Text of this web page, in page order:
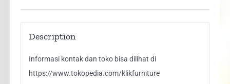
Description
Informasi kontak dan toko bisa dilihat di
https://www.tokopedia.com/klikfurniture